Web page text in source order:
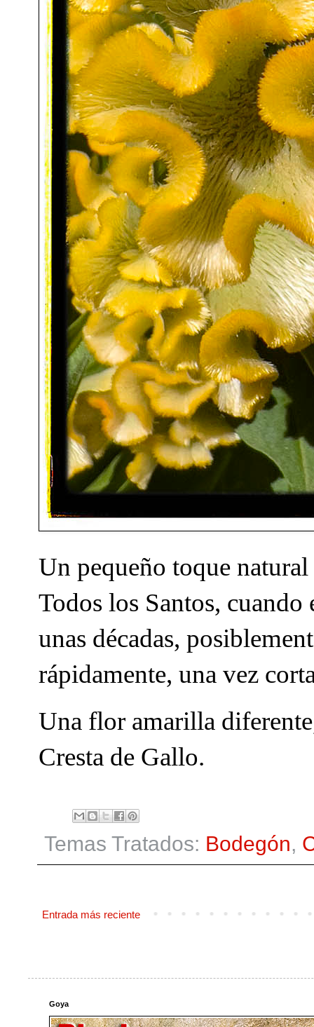
Un pequeño toque
Todos los Santos,
unas décadas,
rápidamente, una vez
Una flor amarilla
Cresta de Gallo.
Temas Tratados: Bodegón,
Entrada más reciente
Goya